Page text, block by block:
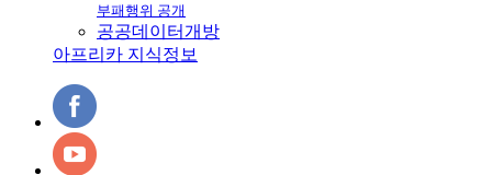
부패행위 공개
공공데이터개방
아프리카 지식정보